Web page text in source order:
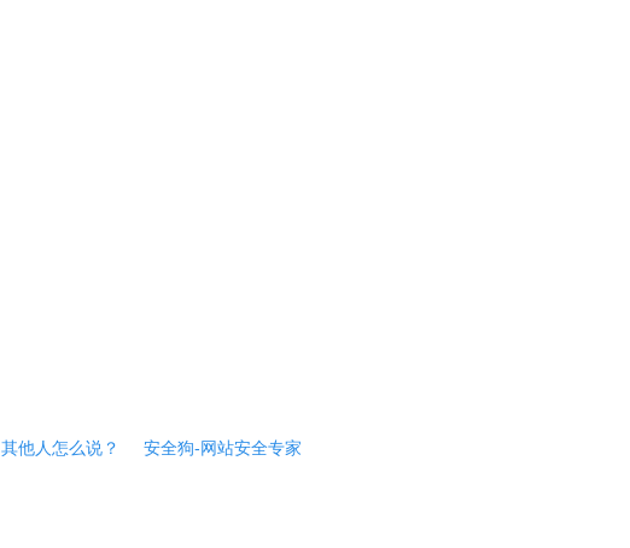
其他人怎么说？ 安全狗-网站安全专家